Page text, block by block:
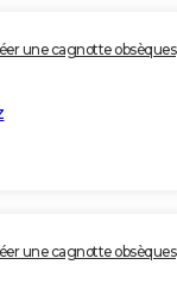
une cagnotte obsèques
une cagnotte obsèques